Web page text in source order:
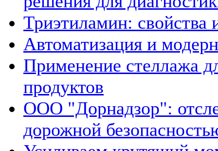
Триэтиламин: свойства
Автоматизация и
Применение стеллажа
продуктов
ООО "Дорнадзор":
дорожной